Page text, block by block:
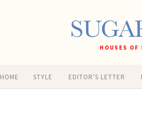
HOUSES
HOME STYLE EDITOR'S LETTER